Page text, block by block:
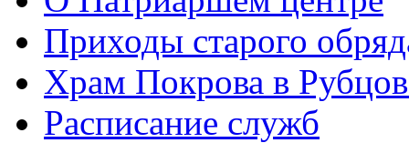
Приходы старого
Храм Покрова в
Расписание служб